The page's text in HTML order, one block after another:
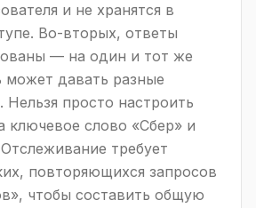
и не хранятся в
Во-вторых, ответы
— на один и тот же
может давать разные
просто настроить
ключевое слово «Сбер» и
требует
повторяющихся запросов
чтобы составить общую